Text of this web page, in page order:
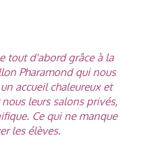
tout d'abord grâce à la
Pharamond qui nous
accueil chaleureux et
leurs salons privés,
Ce qui ne manque
les élèves.